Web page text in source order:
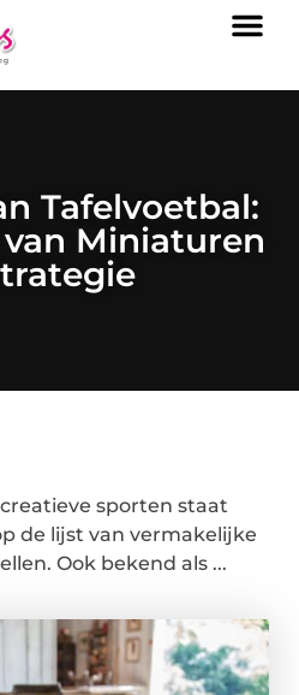
Tafelvoetbal:
Miniaturen
sporten staat
de lijst van vermakelijke
Ook bekend als ...